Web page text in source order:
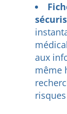
aux
même